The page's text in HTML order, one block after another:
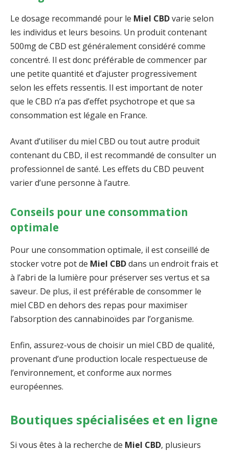
Le dosage recommandé pour le Miel CBDvarie selon
les individus et leurs besoins. Un produit contenant
500mg de CBD est généralement considéré comme
concentré. Il est donc préférable de commencer par
une petite quantité et d’ajuster progressivement
selon les effets ressentis. Il est important de noter
que le CBD n’a pas d’effet psychotrope et que sa
consommation est légale en France.
Avant d’utiliser du miel CBD ou tout autre produit
contenant du CBD, il est recommandé de consulter un
professionnel de santé. Les effets du CBD peuvent
varier d’une personne à l’autre.
Conseils pour une consommation
optimale
Pour une consommation optimale, il est conseillé de
stocker votre pot de Miel CBDdans un endroit frais et
à l’abri de la lumière pour préserver ses vertus et sa
saveur. De plus, il est préférable de consommer le
miel CBD en dehors des repas pour maximiser
l’absorption des cannabinoïdes par l’organisme.
Enfin, assurez-vous de choisir un miel CBD de qualité,
provenant d’une production locale respectueuse de
l’environnement, et conforme aux normes
européennes.
Boutiques spécialisées et en ligne
Si vous êtes à la recherche de Miel CBD, plusieurs